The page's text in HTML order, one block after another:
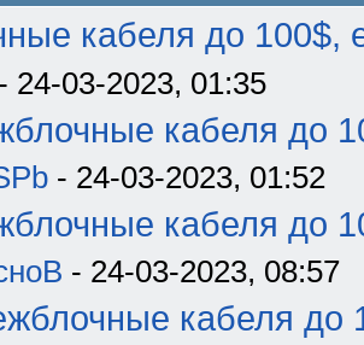
кабеля до 100$,
- 24-03-2023, 01:35
кабеля до
- 24-03-2023, 01:52
кабеля до
- 24-03-2023, 08:57
кабеля до